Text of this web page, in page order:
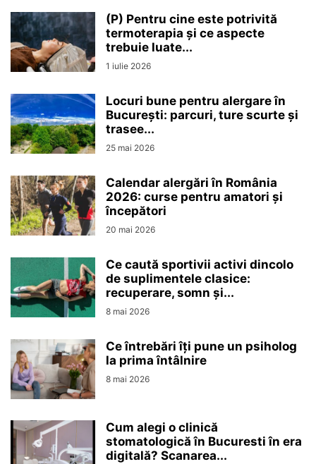
(P) Pentru cine este potrivită
termoterapia și ce aspecte
trebuie luate...
1 iulie 2026
Locuri bune pentru alergare în
București: parcuri, ture scurte și
trasee...
25 mai 2026
Calendar alergări în România
2026: curse pentru amatori și
începători
20 mai 2026
Ce caută sportivii activi dincolo
de suplimentele clasice:
recuperare, somn și...
8 mai 2026
Ce întrebări îți pune un psiholog
la prima întâlnire
8 mai 2026
Cum alegi o clinică
stomatologică în Bucuresti în era
digitală? Scanarea...